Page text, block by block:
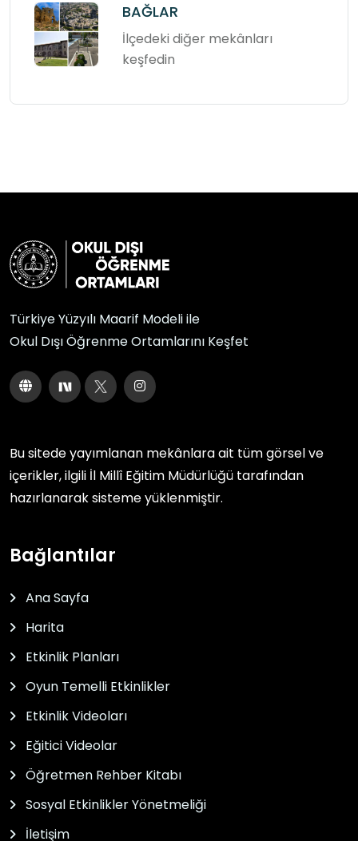
BAĞLAR
İlçedeki diğer mekânları
keşfedin
Türkiye Yüzyılı Maarif Modeli ile
Okul Dışı Öğrenme Ortamlarını Keşfet
Bu sitede yayımlanan mekânlara ait tüm görsel ve
içerikler, ilgili İl Millî Eğitim Müdürlüğü tarafından
hazırlanarak sisteme yüklenmiştir.
Bağlantılar
Ana Sayfa
Harita
Etkinlik Planları
Oyun Temelli Etkinlikler
Etkinlik Videoları
Eğitici Videolar
Öğretmen Rehber Kitabı
Sosyal Etkinlikler Yönetmeliği
İletişim